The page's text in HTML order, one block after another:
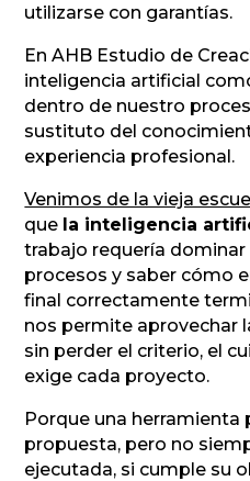
utilizarse con garantías.
En AHB Estudio de
inteligencia artificial
dentro de nuestro
sustituto del
experiencia profesional.
Venimos de la vieja
que la inteligencia
trabajo requería dominar
procesos y saber cómo
final correctamente
nos permite aprovechar
sin perder el criterio, el
exige cada proyecto.
Porque una herramienta
propuesta, pero no
ejecutada, si cumple su